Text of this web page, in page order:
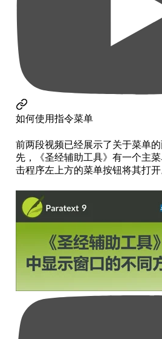
如何使用指令菜单
前两段视频已经展示了关于菜单
先，《圣经辅助工具》有一个主
击程序左上方的菜单按钮将其打开